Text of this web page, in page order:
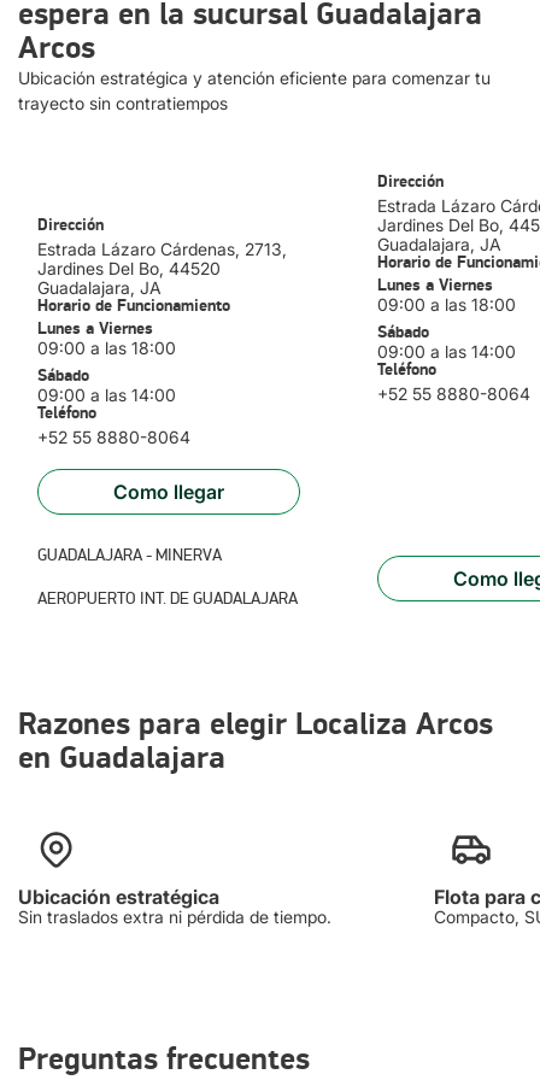
Tips de Viaje
Resolvemos tus dudas sobre cómo rentar un auto en
Guadalajara
Identificación oficial, licencia de conducir vigente y tarjeta de
Sí, incluye cobertura básica con opción de agregar protecciones
adicionales.
¿Puedo devolver el auto en otra sucursal?
Sí (con un cargo adicional), consulta disponibilidad y condiciones
al momento de tu reserva.
¿Se solicita comprobante de domicilio si vivo en Guadalajara?
En algunos casos y dependiendo del vehículo, puede ser
requerido.
No te olvides de visitar nuestras demás sucursales
Guadalajara Fiesta Americana Minerva.
Aeropuerto Internacional de Guadalajara.
espera en la sucursal Guadalajara
Arcos
Ubicación estratégica y atención eficiente para comenzar tu
trayecto sin contratiempos
Dirección
Estrada Lázaro Cárdenas, 2713,
Jardines Del Bo, 44520
Guadalajara, JA
Horario de Funcionamiento
Lunes a Viernes
09:00 a las 18:00
Sábado
09:00 a las 14:00
Teléfono
+52 55 8880-8064
Como llegar
GUADALAJARA - MINERVA
AEROPUERTO INT. DE GUADALAJARA
Dirección
Estrada Lázaro
Jardines Del Bo,
Guadalajara, JA
Horario de
Lunes a Viernes
09:00 a las 18:00
Sábado
09:00 a las 14:00
Teléfono
+52 55 8880-8064
Como
Razones para elegir Localiza Arcos
en Guadalajara
Ubicación estratégica
Sin traslados extra ni pérdida de tiempo.
Flota para
Compacto,
Preguntas frecuentes